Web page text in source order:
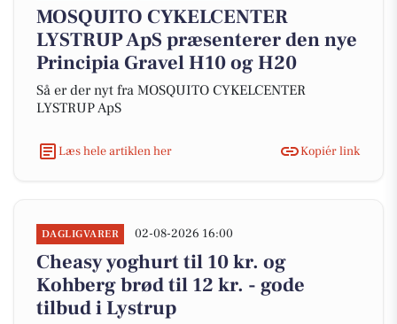
MOSQUITO CYKELCENTER
LYSTRUP ApS præsenterer den nye
Principia Gravel H10 og H20
Så er der nyt fra MOSQUITO CYKELCENTER
LYSTRUP ApS
Læs hele artiklen her Kopiér link
DAGLIGVARER 02-08-2026 16:00
Cheasy yoghurt til 10 kr. og
Kohberg brød til 12 kr. - gode
tilbud i Lystrup